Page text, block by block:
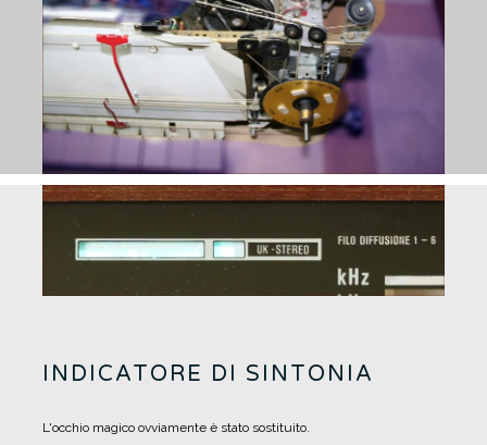
INDICATORE DI SINTONIA
L'occhio magico ovviamente è stato sostituito.